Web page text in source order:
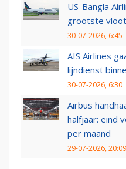
US-Bangla
grootste
30-07-2026, 6:45
AIS Airlines
lijndienst
30-07-2026, 6:30
Airbus
halfjaar: eind
per maand
29-07-2026, 20:09